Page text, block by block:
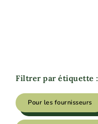
Filtrer par étiquette :
Pour les fournisseurs